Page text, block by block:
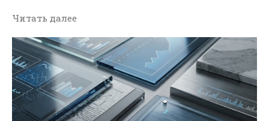
Читать далее